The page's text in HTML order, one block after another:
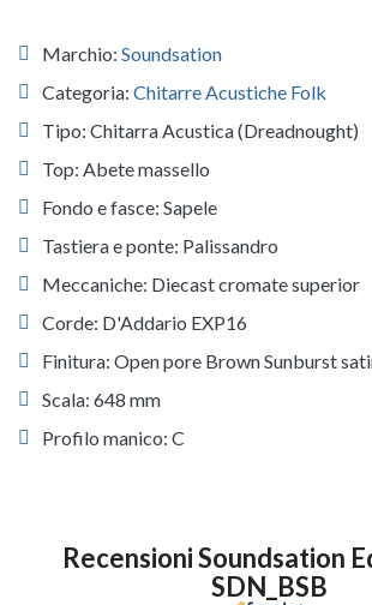
Marchio: Soundsation
Categoria: Chitarre Acustiche Folk
Tipo: Chitarra Acustica (Dreadnought)
Top: Abete massello
Fondo e fasce: Sapele
Tastiera e ponte: Palissandro
Meccaniche: Diecast cromate superior
Corde: D'Addario EXP16
Finitura: Open pore Brown Sunburst
Scala: 648 mm
Profilo manico: C
Recensioni Soundsation
SDN_BSB